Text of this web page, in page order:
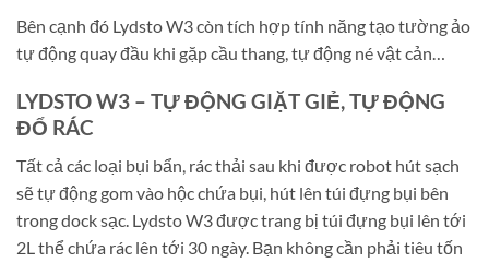
Bên cạnh đó Lydsto W3 còn tích hợp tính năng tạo tường ảo
tự động quay đầu khi gặp cầu thang, tự động né vật cản…
LYDSTO W3 – TỰ ĐỘNG GIẶT GIẺ, TỰ ĐỘNG
ĐỔ RÁC
Tất cả các loại bụi bẩn, rác thải sau khi được robot hút sạch
sẽ tự động gom vào hộc chứa bụi, hút lên túi đựng bụi bên
trong dock sạc. Lydsto W3 được trang bị túi đựng bụi lên tới
2L thể chứa rác lên tới 30 ngày. Bạn không cần phải tiêu tốn